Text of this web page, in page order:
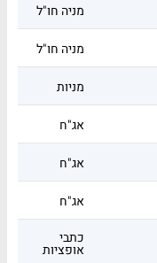
מניה חו"ל
מניה חו"ל
מניות
אג"ח
אג"ח
אג"ח
כתבי
אופציות